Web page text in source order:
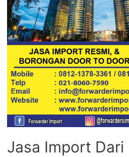
Jasa Import Dari